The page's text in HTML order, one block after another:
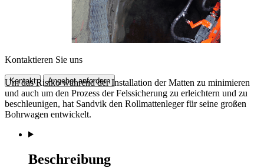
Kontaktieren Sie uns
Kontakt Angebot anfordern
Um das Risiko während der Installation der Matten zu minimieren
und auch um den Prozess der Felssicherung zu erleichtern und zu
beschleunigen, hat Sandvik den Rollmattenleger für seine großen
Bohrwagen entwickelt.
Beschreibung